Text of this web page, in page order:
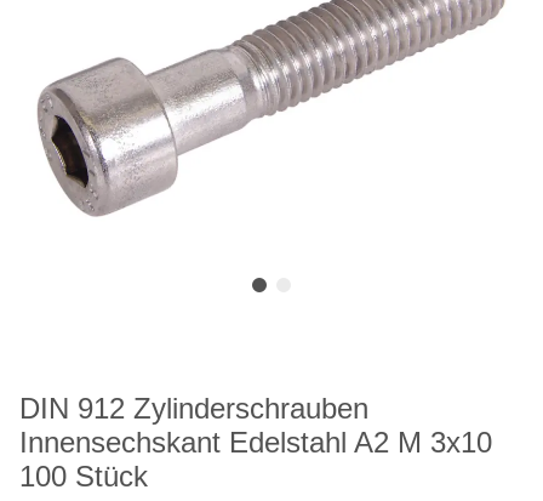
DIN 912 Zylinderschrauben
Innensechskant Edelstahl A2 M 3x10
100 Stück